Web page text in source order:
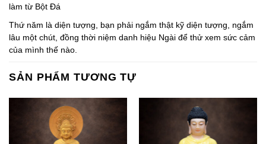
làm từ Bột Đá
Thứ năm là diện tượng, bạn phải ngắm thật kỹ diện tượng, ngắm
lâu một chút, đồng thời niệm danh hiệu Ngài để thử xem sức cảm
của mình thế nào.
SẢN PHẨM TƯƠNG TỰ